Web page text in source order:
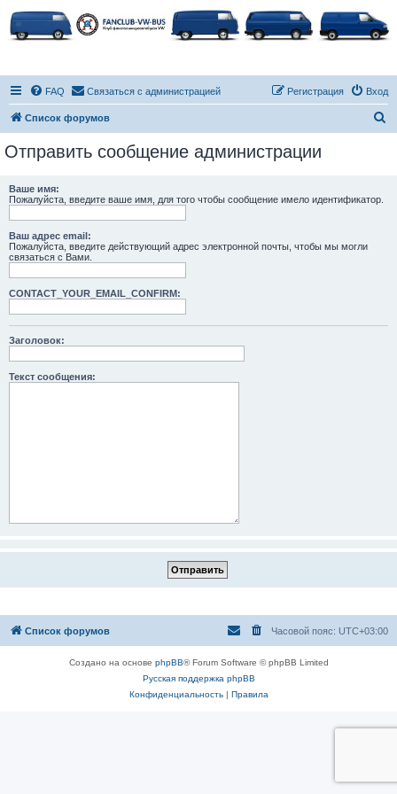
FAQ Связаться с администрацией Вход
Регистрация
Список форумов
Отправить сообщение администрации
Ваше имя:
Пожалуйста, введите ваше имя, для того чтобы сообщение имело идентификатор.
Ваш адрес email:
Пожалуйста, введите действующий адрес электронной почты, чтобы мы могли
связаться с Вами.
CONTACT_YOUR_EMAIL_CONFIRM:
Заголовок:
Текст сообщения:
Список форумов Часовой пояс: UTC+03:00
Создано на основе phpBB® Forum Software © phpBB Limited
Русская поддержка phpBB
Конфиденциальность| Правила